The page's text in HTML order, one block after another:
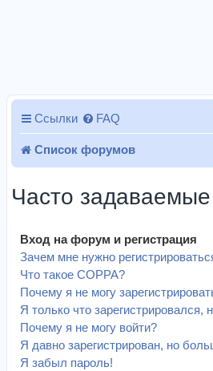
Ссылки FAQ
Список форумов
Часто
Вход на форум и регистрация
Зачем мне нужно
Что такое COPPA?
Почему я не могу
Я только что зарегистрировался,
Почему я не могу войти?
Я давно зарегистрирован, но
Я забыл пароль!